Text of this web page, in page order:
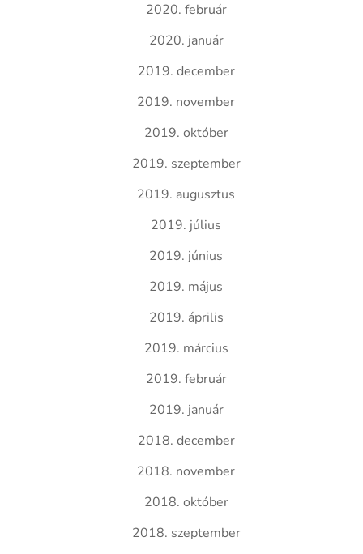
2020. február
2020. január
2019. december
2019. november
2019. október
2019. szeptember
2019. augusztus
2019. július
2019. június
2019. május
2019. április
2019. március
2019. február
2019. január
2018. december
2018. november
2018. október
2018. szeptember